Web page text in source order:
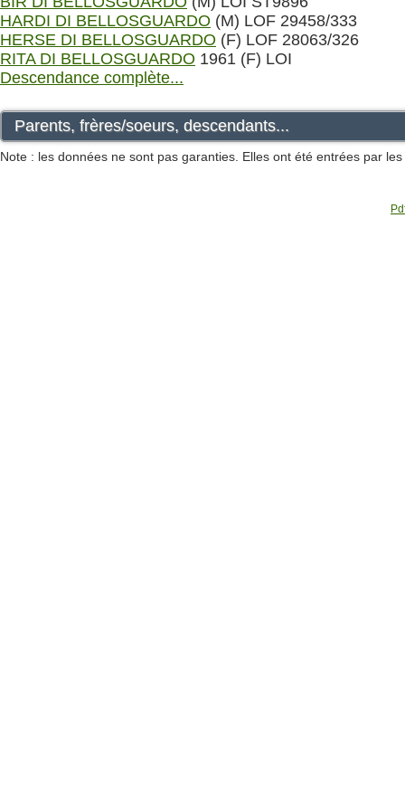
HARDI DI BELLOSGUARDO (M) LOF 29458/333
HERSE DI BELLOSGUARDO (F) LOF 28063/326
RITA DI BELLOSGUARDO 1961 (F) LOI
Descendance complète...
Parents, frères/soeurs, descendants...
Note : les données ne sont pas garanties. Elles ont été entrées par